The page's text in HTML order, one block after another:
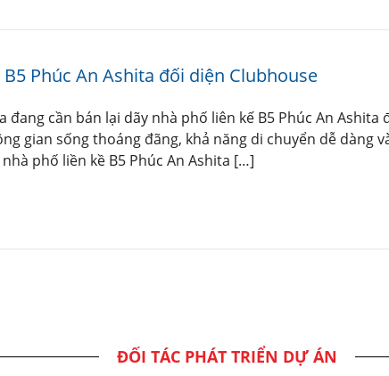
Phúc An Ashita đối diện Clubhouse
đang cần bán lại dãy nhà phố liên kế B5 Phúc An Ashita
gian sống thoáng đãng, khả năng di chuyển dễ dàng
phố liền kề B5 Phúc An Ashita […]
ĐỐI TÁC PHÁT TRIỂN DỰ ÁN